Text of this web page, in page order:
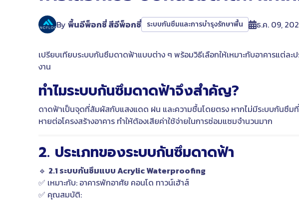
By พื้นอีพ็อกซี่ สีอีพ็อกซี่ ระบบกันซึมและการบำรุงรักษาพื้น ธ.ค. 09,
เปรียบเทียบระบบกันซึมดาดฟ้าแบบต่าง ๆ พร้อมวิธีเลือกให้เหมาะกับอาคารแต่ละ
งาน
ทำไมระบบกันซึมดาดฟ้าจึงสำคัญ?
ดาดฟ้าเป็นจุดที่สัมผัสกับแสงแดด ฝน และความชื้นโดยตรง หากไม่มีระบบกันซึม
หายต่อโครงสร้างอาคาร ทำให้ต้องเสียค่าใช้จ่ายในการซ่อมแซมจำนวนมาก
2. ประเภทของระบบกันซึมดาดฟ้า
🔹 2.1 ระบบกันซึมแบบ Acrylic Waterproofing
✅ เหมาะกับ: อาคารพักอาศัย คอนโด ทาวน์เฮ้าส์
✅ คุณสมบัติ: